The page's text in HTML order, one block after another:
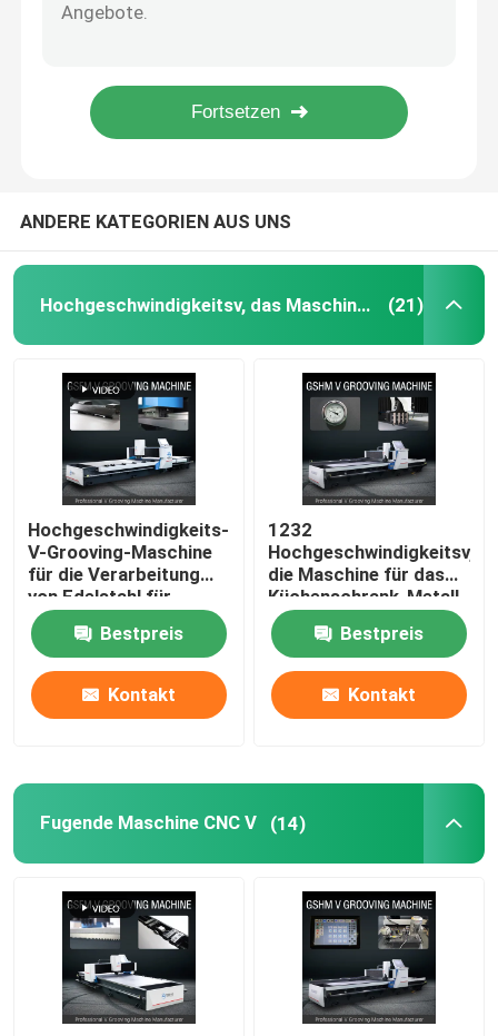
V-Groover-Maschine
V-Nut-Schneider-Maschine
v-Nutschneidemaschine
Cnc-Blatt-Trennschneider
Schneidemaschine CNC V
V-Nutmaschine
V-Nut-Maschine für Metall
ANDERE KATEGORIEN AUS UNS
Hochgeschwindigkeitsv, das Maschine fugt (21)
Hochgeschwindigkeits-
V-Grooving-Maschine
für die Verarbeitung
von Edelstahl für
Wohnkultur
Bestpreis
Kontakt
1232
Hochgeschwindigkeitsv,
die Maschine für das
Küchenschrank-Metall
fugt Maschine fugen
Bestpreis
Kontakt
Fugende Maschine CNC V (14)